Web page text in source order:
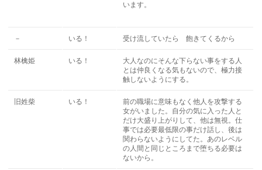
います。
－ いる！ 受け流していたら 飽きてくるから
林檎姫 いる！
大人なのにそんな下らない事をする人
とは仲良くなる気もないので、極力接
触しないようにする。
旧姓柴 いる！
前の職場に意味もなく他人を攻撃する
女がいました。自分の気に入った人と
だけ大盛り上がりして、他は無視。仕
事では必要最低限の事だけ話し、後は
関わらないようにしてた。あのレベル
の人間と同じところまで堕ちる必要は
ないから。